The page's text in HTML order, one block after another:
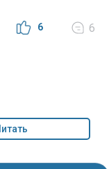
6 6